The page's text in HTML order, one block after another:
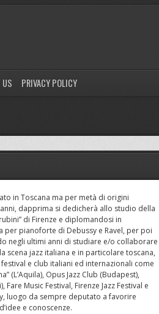
PRIVACY POLICY
in Toscana ma per metà di origini
dapprima si dedicherà allo studio della
di Firenze e diplomandosi in
per pianoforte di Debussy e Ravel, per poi
negli ultimi anni di studiare e/o collaborare
scena jazz italiana e in particolare toscana,
e club italiani ed internazionali come
(L’Aquila), Opus Jazz Club (Budapest),
Music Festival, Firenze Jazz Festival e
luogo da sempre deputato a favorire
e conoscenze.